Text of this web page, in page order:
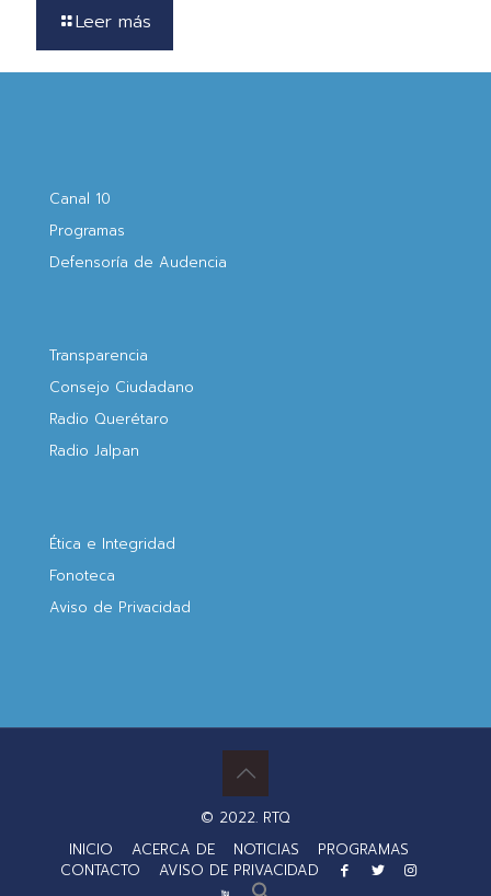
Leer más
Canal 10
Programas
Defensoría de Audencia
Transparencia
Consejo Ciudadano
Radio Querétaro
Radio Jalpan
Ética e Integridad
Fonoteca
Aviso de Privacidad
© 2022. RTQ
INICIO
ACERCA DE NOTICIAS
PROGRAMAS
CONTACTO
AVISO DE PRIVACIDAD